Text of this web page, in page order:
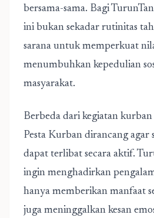
bersama-sama. Bagi
ini bukan sekadar rutinitas
sarana untuk memperkuat
menumbuhkan kepedulian
masyarakat.
Berbeda dari kegiatan
Pesta Kurban dirancang agar
dapat terlibat secara aktif.
ingin menghadirkan
hanya memberikan manfaat
juga meninggalkan kesan